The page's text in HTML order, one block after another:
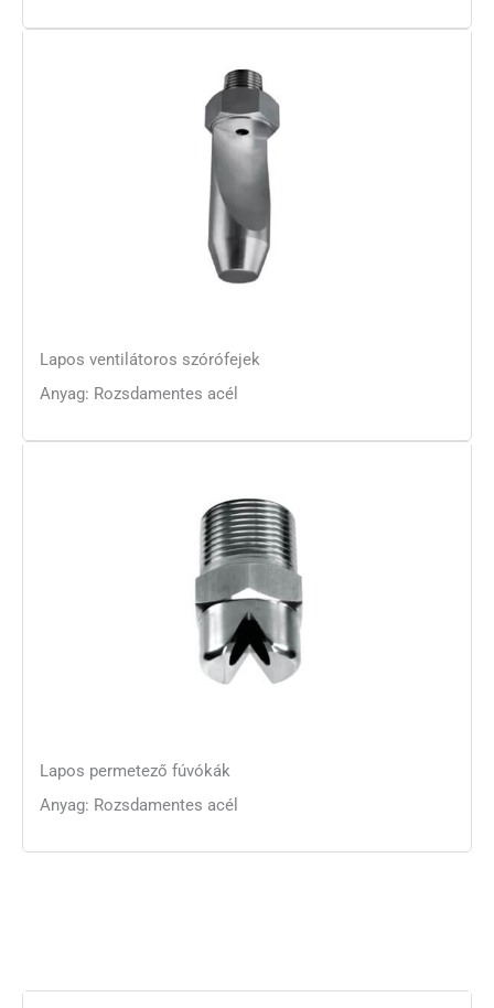
Lapos ventilátoros szórófejek
Anyag: Rozsdamentes acél
Lapos permetező fúvókák
Anyag: Rozsdamentes acél